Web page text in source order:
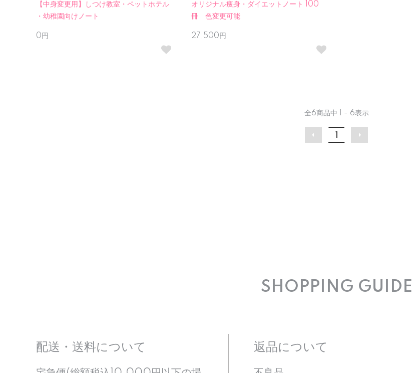
【中身変更用】しつけ教室・ペットホテル
・幼稚園向けノート
0円
オリジナル痩身・ダイエットノート 100
冊 色変更可能
27,500円
全6商品中 1 - 6表示
SHOPPING GUIDE
配送・送料について 返品について